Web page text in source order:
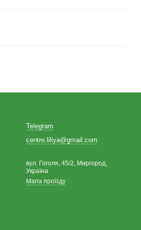
Telegram
centre.liliya@gmail.com
вул. Гоголя, 45/2, Миргород,
Україна
Мапа проїзду